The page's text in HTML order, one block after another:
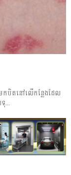
កបិតនៅលើកន្លែងដែល
...